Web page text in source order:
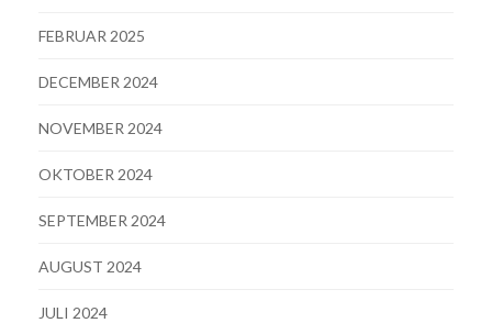
FEBRUAR 2025
DECEMBER 2024
NOVEMBER 2024
OKTOBER 2024
SEPTEMBER 2024
AUGUST 2024
JULI 2024